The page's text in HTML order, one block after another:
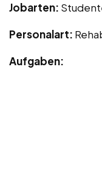
Jobarten:
Personalart:
Aufgaben: